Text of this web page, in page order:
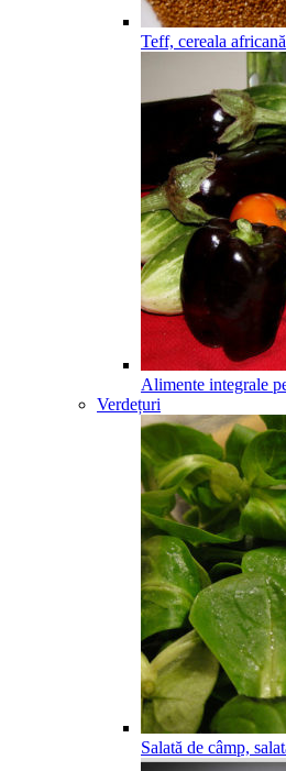
Teff, cereala
Alimente integrale
Verdețuri
Salată de câmp,